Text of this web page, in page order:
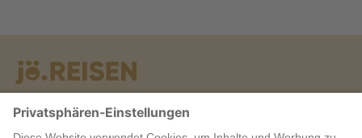
Warum jö?